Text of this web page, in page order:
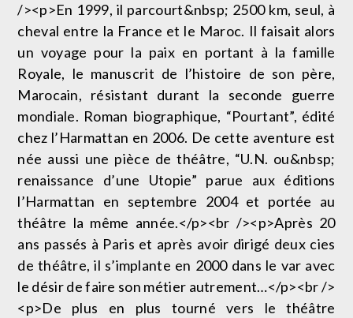
/><p>En 1999, il parcourt&nbsp; 2500 km, seul, à
cheval entre la France et le Maroc. Il faisait alors
un voyage pour la paix en portant à la famille
Royale, le manuscrit de l’histoire de son père,
Marocain, résistant durant la seconde guerre
mondiale. Roman biographique, “Pourtant”, édité
chez l’Harmattan en 2006. De cette aventure est
née aussi une pièce de théâtre, “U.N. ou&nbsp;
renaissance d’une Utopie” parue aux éditions
l’Harmattan en septembre 2004 et portée au
théâtre la même année.</p><br /><p>Après 20
ans passés à Paris et après avoir dirigé deux cies
de théâtre, il s’implante en 2000 dans le var avec
le désir de faire son métier autrement…</p><br />
<p>De plus en plus tourné vers le théâtre